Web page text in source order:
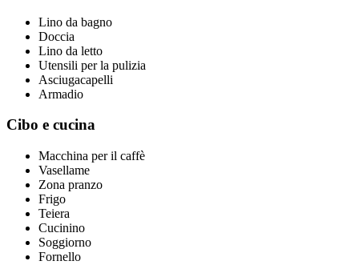
Lino da bagno
Doccia
Lino da letto
Utensili per la pulizia
Asciugacapelli
Armadio
Cibo e cucina
Macchina per il caffè
Vasellame
Zona pranzo
Frigo
Teiera
Cucinino
Soggiorno
Fornello